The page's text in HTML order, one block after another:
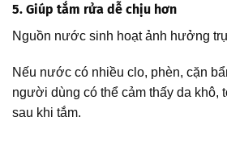
5. Giúp tắm rửa dễ chịu hơn
Nguồn nước sinh hoạt ảnh hưởng
Nếu nước có nhiều clo, phèn, cặn
người dùng có thể cảm thấy da khô,
sau khi tắm.